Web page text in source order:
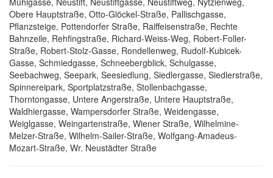
Obere Hauptstraße, Otto-Glöckel-Straße, Pallischgasse,
Pflanzsteige, Pottendorfer Straße, Raiffeisenstraße, Rechte
Bahnzeile, Rehfingstraße, Richard-Weiss-Weg, Robert-Foller-
Straße, Robert-Stolz-Gasse, Rondellenweg, Rudolf-Kubicek-
Gasse, Schmiedgasse, Schneebergblick, Schulgasse,
Seebachweg, Seepark, Seesiedlung, Siedlergasse, Siedlerstraße,
Spinnereipark, Sportplatzstraße, Stollenbachgasse,
Thorntongasse, Untere Angerstraße, Untere Hauptstraße,
Waldhiergasse, Wampersdorfer Straße, Weidengasse,
Weiglgasse, Weingartenstraße, Wiener Straße, Wilhelmine-
Melzer-Straße, Wilhelm-Sailer-Straße, Wolfgang-Amadeus-
Mozart-Straße, Wr. Neustädter Straße